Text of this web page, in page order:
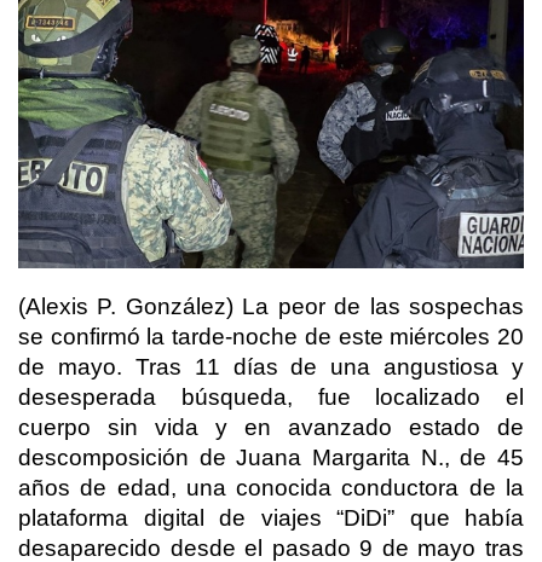
(Alexis P. González) La peor de las sospechas
se confirmó la tarde-noche de este miércoles 20
de mayo. Tras 11 días de una angustiosa y
desesperada búsqueda, fue localizado el
cuerpo sin vida y en avanzado estado de
descomposición de Juana Margarita N., de 45
años de edad, una conocida conductora de la
plataforma digital de viajes “DiDi” que había
desaparecido desde el pasado 9 de mayo tras